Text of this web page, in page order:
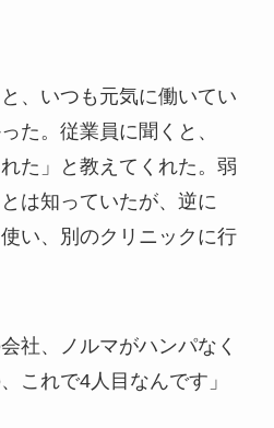
、いつも元気に働いてい
た。従業員に聞くと、
た」と教えてくれた。弱
は知っていたが、逆に
い、別のクリニックに行
社、ノルマがハンパなく
これで4人目なんです」